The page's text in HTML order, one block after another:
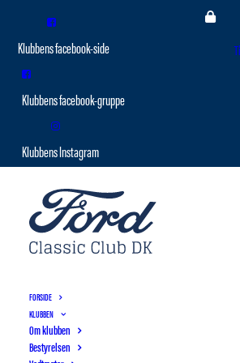
FORSIDE
KLUBBEN
Om klubben
Bestyrelsen